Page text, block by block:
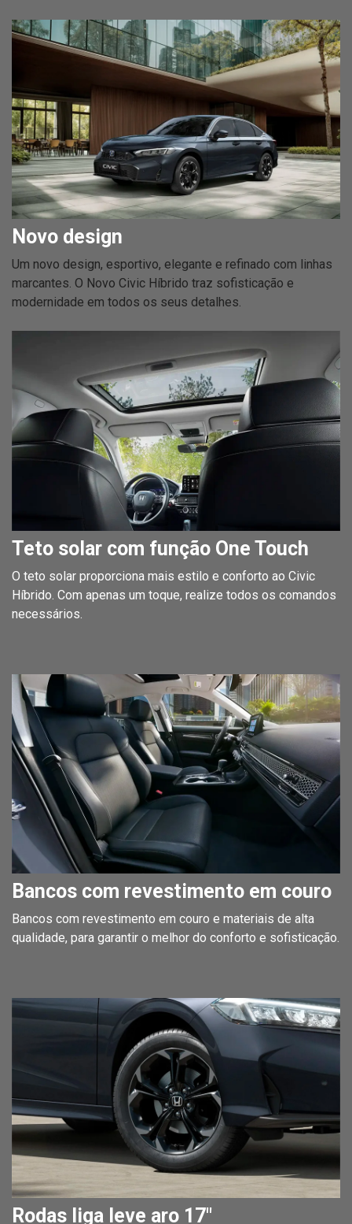
Novo design
Um novo design, esportivo, elegante e refinado com linhas
marcantes. O Novo Civic Híbrido traz sofisticação e
modernidade em todos os seus detalhes.
Teto solar com função One Touch
O teto solar proporciona mais estilo e conforto ao Civic
Híbrido. Com apenas um toque, realize todos os comandos
necessários.
Bancos com revestimento em couro
Bancos com revestimento em couro e materiais de alta
qualidade, para garantir o melhor do conforto e sofisticação.
Rodas liga leve aro 17"